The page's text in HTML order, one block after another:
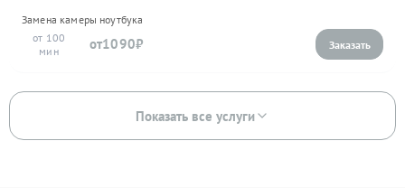
Замена камеры ноутбука
100
1090
Показать все услуги